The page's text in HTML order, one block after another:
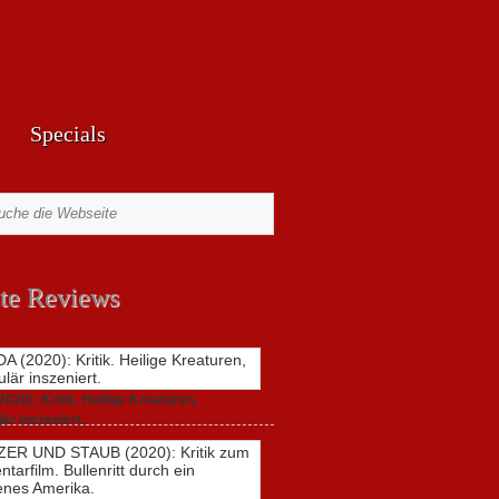
Specials
Reviews
Kritik. Heilige Kreaturen,
inszeniert.
GUNDA
(2020):
Kritik.